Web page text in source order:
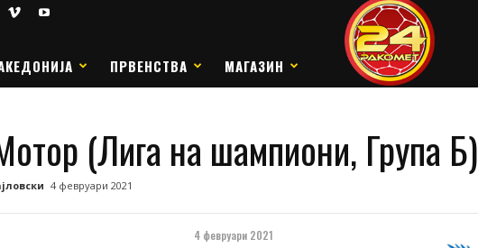
ПРВЕНСТВА МАГАЗИН
(Лига на шампиони, Група Б)
4 февруари 2021
4 февруари 2021